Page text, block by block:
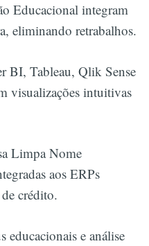
Educacional integram
eliminando retrabalhos.
BI, Tableau, Qlik Sense
visualizações intuitivas
Limpa Nome
aos ERPs
crédito.
educacionais e análise